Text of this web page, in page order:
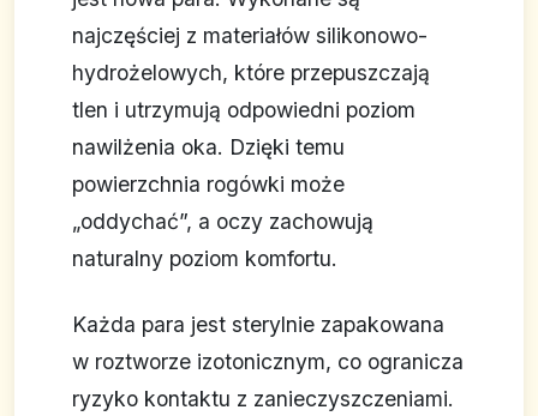
najczęściej z materiałów silikonowo-
hydrożelowych, które przepuszczają
tlen i utrzymują odpowiedni poziom
nawilżenia oka. Dzięki temu
powierzchnia rogówki może
„oddychać”, a oczy zachowują
naturalny poziom komfortu.
Każda para jest sterylnie zapakowana
w roztworze izotonicznym, co ogranicza
ryzyko kontaktu z zanieczyszczeniami.